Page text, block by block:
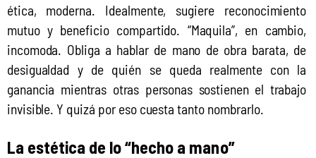
ética, moderna. Idealmente, sugiere reconocimiento
mutuo y beneficio compartido. “Maquila”, en cambio,
incomoda. Obliga a hablar de mano de obra barata, de
desigualdad y de quién se queda realmente con la
ganancia mientras otras personas sostienen el trabajo
invisible. Y quizá por eso cuesta tanto nombrarlo.
La estética de lo “hecho a mano”